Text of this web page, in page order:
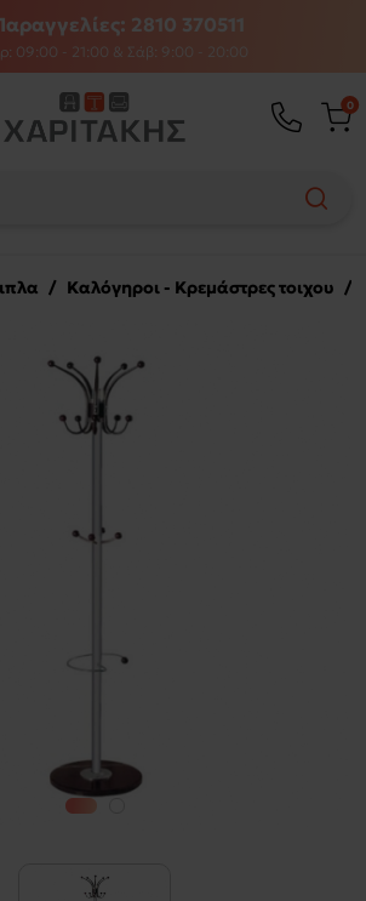
2810 370511
09:00 - 21:00 & Σάβ: 9:00 - 20:00
0
/ Καλόγηροι - Κρεμάστρες τοιχου /